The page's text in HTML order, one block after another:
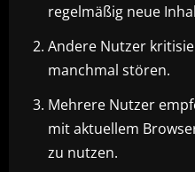
regelmäßig neue
Andere Nutzer
manchmal stören.
Mehrere Nutzer
mit aktuellem
zu nutzen.